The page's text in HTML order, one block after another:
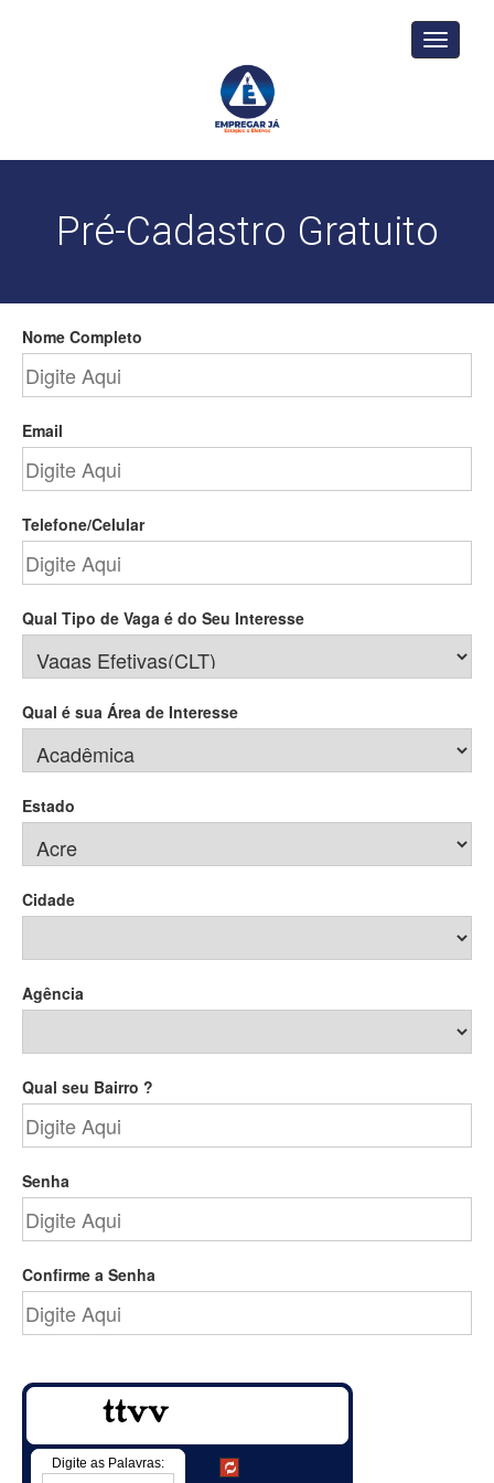
Toggle
Pré-Cadastro Gratuito
Nome Completo
Email
Telefone/Celular
Qual Tipo de Vaga é do Seu Interesse
Qual é sua Área de Interesse
Estado
Cidade
Agência
Qual seu Bairro ?
Senha
Confirme a Senha
Digite as Palavras: